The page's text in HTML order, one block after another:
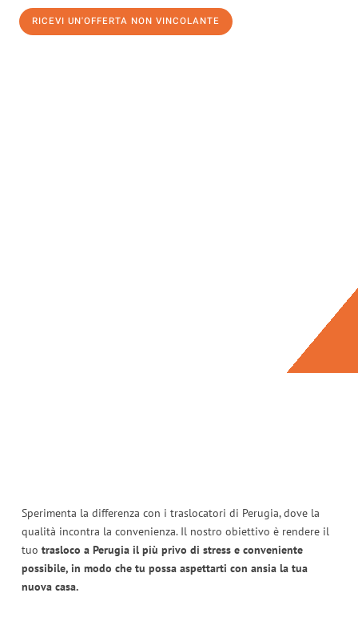
RICEVI UN'OFFERTA NON VINCOLANTE
Sperimenta la differenza con i traslocatori di Perugia, dove la
qualità incontra la convenienza. Il nostro obiettivo è rendere il
tuo trasloco a Perugia il più privo di stress e conveniente
possibile, in modo che tu possa aspettarti con ansia la tua
nuova casa.